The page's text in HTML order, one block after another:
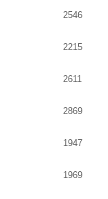
2546
2215
2611
2869
1947
1969